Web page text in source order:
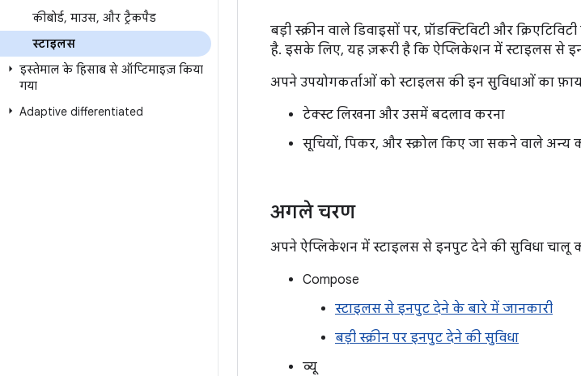
कीबोर्ड, माउस, और ट्रैकपैड
स्टाइलस
इस्तेमाल के हिसाब से ऑप्टिमाइज़ किया
गया
Adaptive differentiated
बड़ी स्क्रीन वाले डिवाइसों पर, प्रॉडक्टिविटी और
है. इसके लिए, यह ज़रूरी है कि ऐप्लिकेशन में स्टाइलस से
अपने उपयोगकर्ताओं को स्टाइलस की इन सुविधाओं का
टेक्स्ट लिखना और उसमें बदलाव करना
सूचियों, पिकर, और स्क्रोल किए जा सकने वाले अन्य
अगले चरण
अपने ऐप्लिकेशन में स्टाइलस से इनपुट देने की सुविधा
Compose
स्टाइलस से इनपुट देने के बारे में जानकारी
बड़ी स्क्रीन पर इनपुट देने की सुविधा
व्यू